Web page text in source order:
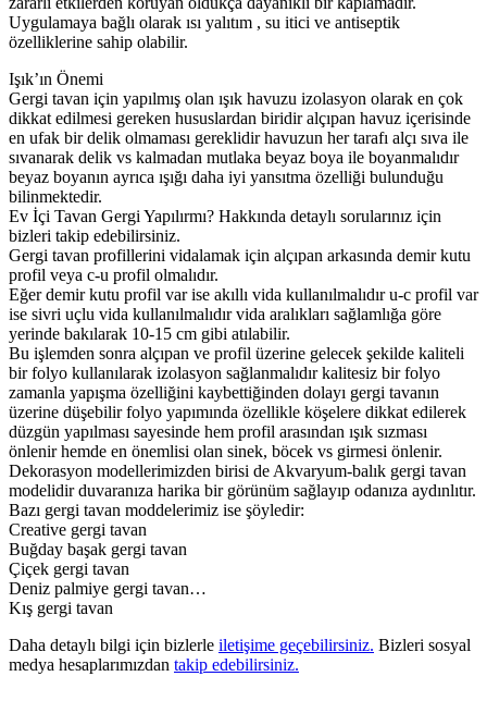
Uygulamaya bağlı olarak ısı yalıtım , su itici ve antiseptik
özelliklerine sahip olabilir.
Işık’ın Önemi
Gergi tavan için yapılmış olan ışık havuzu izolasyon olarak en çok
dikkat edilmesi gereken hususlardan biridir alçıpan havuz içerisinde
en ufak bir delik olmaması gereklidir havuzun her tarafı alçı sıva ile
sıvanarak delik vs kalmadan mutlaka beyaz boya ile boyanmalıdır
beyaz boyanın ayrıca ışığı daha iyi yansıtma özelliği bulunduğu
bilinmektedir.
Ev İçi Tavan Gergi Yapılırmı? Hakkında detaylı sorularınız için
bizleri takip edebilirsiniz.
Gergi tavan profillerini vidalamak için alçıpan arkasında demir kutu
profil veya c-u profil olmalıdır.
Eğer demir kutu profil var ise akıllı vida kullanılmalıdır u-c profil var
ise sivri uçlu vida kullanılmalıdır vida aralıkları sağlamlığa göre
yerinde bakılarak 10-15 cm gibi atılabilir.
Bu işlemden sonra alçıpan ve profil üzerine gelecek şekilde kaliteli
bir folyo kullanılarak izolasyon sağlanmalıdır kalitesiz bir folyo
zamanla yapışma özelliğini kaybettiğinden dolayı gergi tavanın
üzerine düşebilir folyo yapımında özellikle köşelere dikkat edilerek
düzgün yapılması sayesinde hem profil arasından ışık sızması
önlenir hemde en önemlisi olan sinek, böcek vs girmesi önlenir.
Dekorasyon modellerimizden birisi de Akvaryum-balık gergi tavan
modelidir duvaranıza harika bir görünüm sağlayıp odanıza aydınlıtır.
Bazı gergi tavan moddelerimiz ise şöyledir:
Creative gergi tavan
Buğday başak gergi tavan
Çiçek gergi tavan
Deniz palmiye gergi tavan…
Kış gergi tavan
Daha detaylı bilgi için bizlerle iletişime geçebilirsiniz. Bizleri sosyal
medya hesaplarımızdan takip edebilirsiniz.